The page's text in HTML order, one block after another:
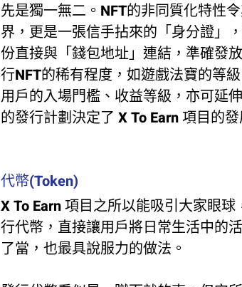
先是獨一無二。NFT的非同質化特性
界，更是一張信手拈來的「身分證」
份直接與「錢包地址」連結，準確發
行NFT的稀有程度，如遊戲法寶的等
用戶的入場門檻、收益等級，亦可延
的發行計劃決定了 X To Earn 項目的發
代幣(Token)
X To Earn 項目之所以能吸引大家眼
行代幣，直接讓用戶將日常生活中的
了當，也最具說服力的做法。